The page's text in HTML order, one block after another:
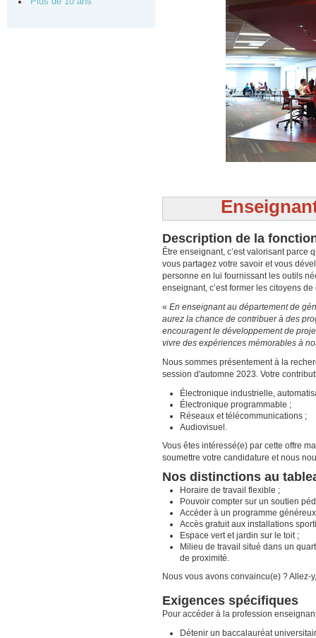
Description de la
Être enseignant, c’est valorisant parce
vous partagez votre savoir et vous
personne en lui fournissant les outils
enseignant, c’est former les citoyens
« En enseignant au département de
aurez la chance de contribuer à des
encouragent le développement de
vivre des expériences mémorables à
Nous sommes présentement à la
session d'automne 2023. Votre
Électronique industrielle,
Électronique programmable ;
Réseaux et télécommunications ;
Audiovisuel.
Vous êtes intéressé(e) par cette offre
soumettre votre candidature et nous
Nos distinctions au
Horaire de travail flexible ;
Pouvoir compter sur un soutien
Accéder à un programme
Accès gratuit aux installations
Espace vert et jardin sur le toit ;
Milieu de travail situé dans un
de proximité.
Nous vous avons convaincu(e) ? Allez-
Exigences spécifiques
Pour accéder à la profession
Détenir un baccalauréat